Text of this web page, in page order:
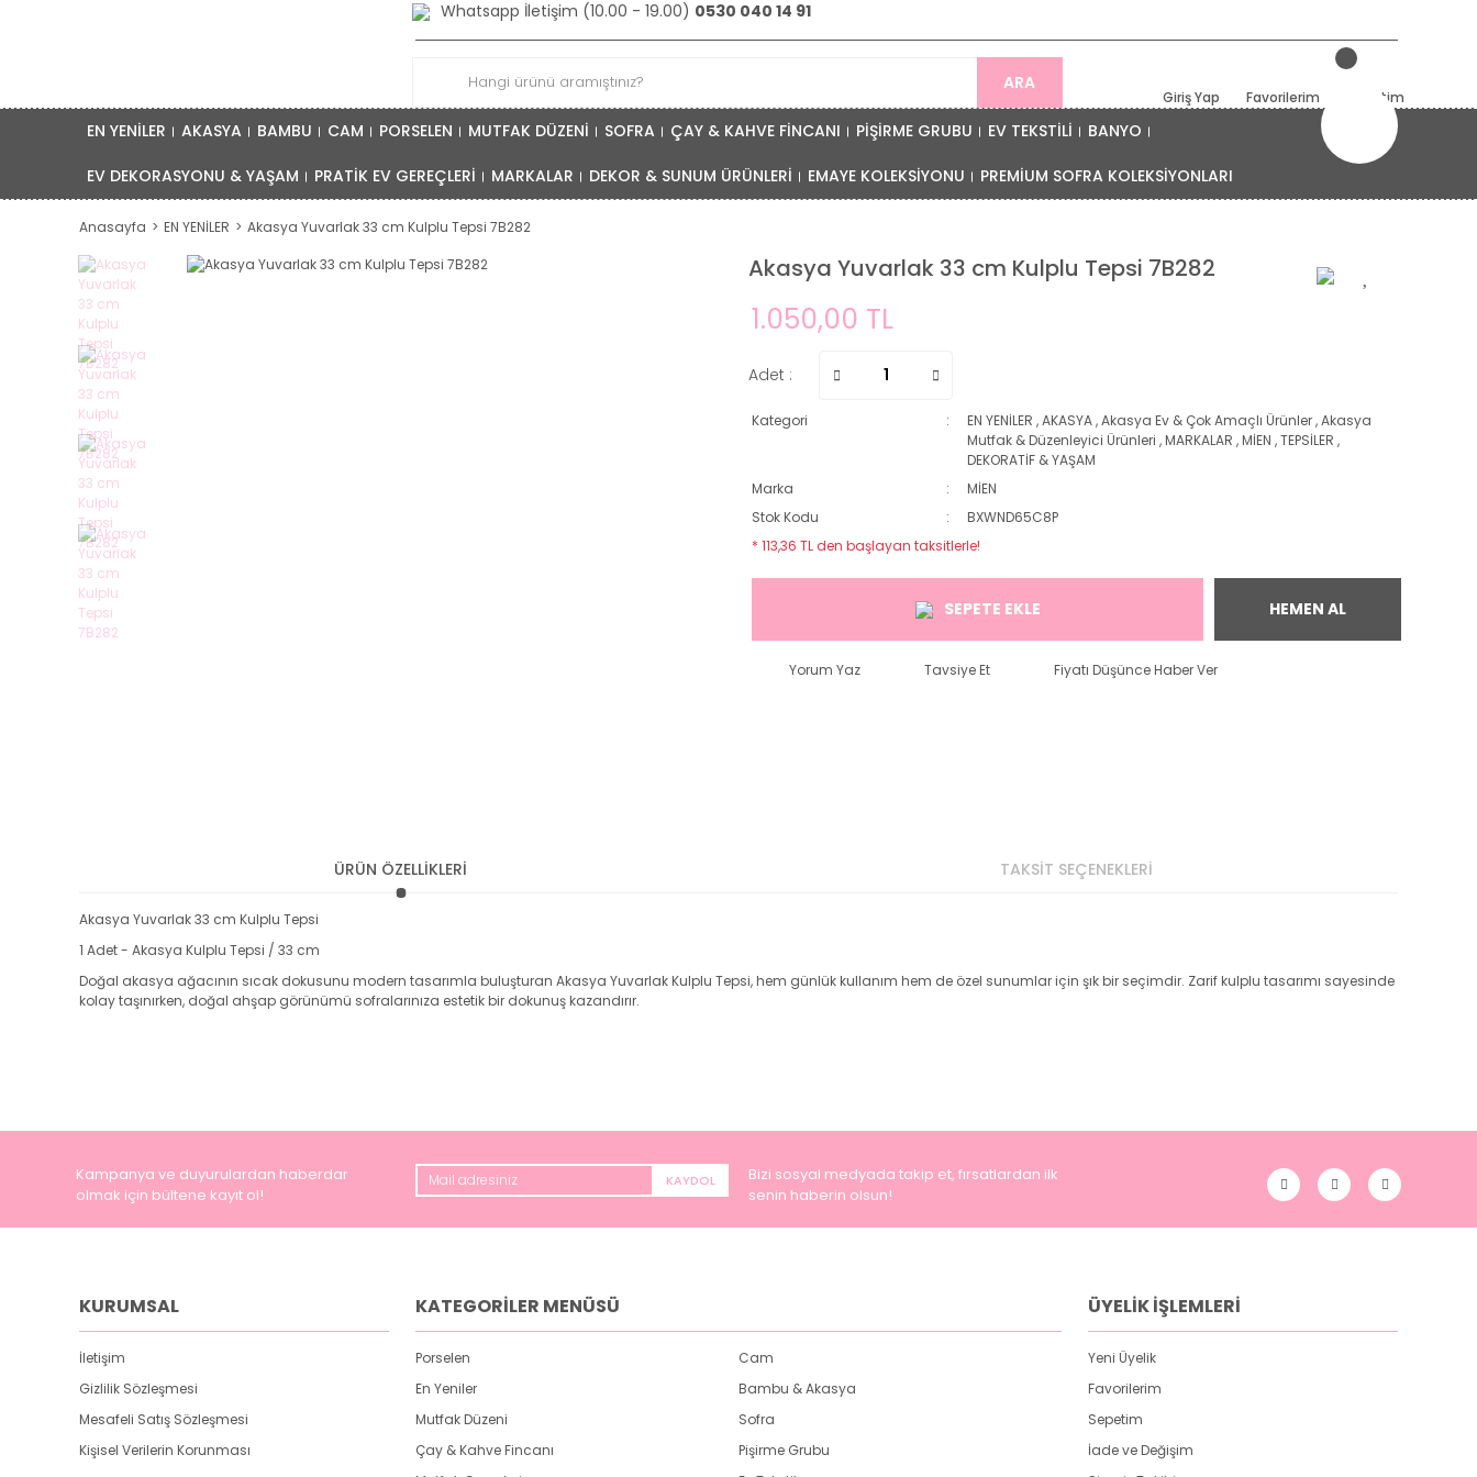
Whatsapp İletişim (10.00 - 19.00) 0530 040 14 91
ARA
Giriş Yap Favorilerim Sepetim
EN YENİLER AKASYA BAMBU CAM PORSELEN MUTFAK DÜZENİ SOFRA ÇAY & KAHVE FİNCANI PİŞİRME GRUBU EV TEKSTİLİ BANYO
EV DEKORASYONU & YAŞAM PRATİK EV GEREÇLERİ MARKALAR DEKOR & SUNUM ÜRÜNLERİ EMAYE KOLEKSİYONU PREMİUM SOFRA KOLEKSİYONLARI
Anasayfa EN YENİLER Akasya Yuvarlak 33 cm Kulplu Tepsi 7B282
Akasya Yuvarlak 33 cm Kulplu Tepsi 7B282
1.050,00 TL
Adet :
Kategori EN YENİLER ,AKASYA,Akasya Ev & Çok Amaçlı Ürünler,Akasya
Mutfak & Düzenleyici Ürünleri ,MARKALAR ,MİEN ,TEPSİLER ,
DEKORATİF & YAŞAM
Marka
MİEN
Stok Kodu
BXWND65C8P
* 113,36 TL den başlayan taksitlerle!
SEPETE EKLE HEMEN AL
Yorum Yaz Tavsiye Et Fiyatı Düşünce Haber Ver
ÜRÜN ÖZELLİKLERİ TAKSİT SEÇENEKLERİ
Akasya Yuvarlak 33 cm Kulplu Tepsi
1 Adet - Akasya Kulplu Tepsi / 33 cm
Doğal akasya ağacının sıcak dokusunu modern tasarımla buluşturan Akasya Yuvarlak Kulplu Tepsi, hem günlük kullanım hem de özel sunumlar için şık bir seçimdir. Zarif kulplu tasarımı sayesinde
kolay taşınırken, doğal ahşap görünümü sofralarınıza estetik bir dokunuş kazandırır.
Kampanya ve duyurulardan haberdar
olmak için bültene kayıt ol!
KAYDOL
Bizi sosyal medyada takip et, fırsatlardan ilk
senin haberin olsun!
KURUMSAL
İletişim
Gizlilik Sözleşmesi
Mesafeli Satış Sözleşmesi
Kişisel Verilerin Korunması
KATEGORİLER MENÜSÜ
Porselen
Cam
En Yeniler
Bambu & Akasya
Mutfak Düzeni
Sofra
Çay & Kahve Fincanı
Pişirme Grubu
ÜYELİK İŞLEMLERİ
Yeni Üyelik
Favorilerim
Sepetim
İade ve Değişim